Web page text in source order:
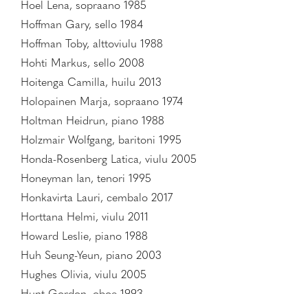
Hoel Lena, sopraano 1985
Hoffman Gary, sello 1984
Hoffman Toby, alttoviulu 1988
Hohti Markus, sello 2008
Hoitenga Camilla, huilu 2013
Holopainen Marja, sopraano 1974
Holtman Heidrun, piano 1988
Holzmair Wolfgang, baritoni 1995
Honda-Rosenberg Latica, viulu 2005
Honeyman Ian, tenori 1995
Honkavirta Lauri, cembalo 2017
Horttana Helmi, viulu 2011
Howard Leslie, piano 1988
Huh Seung-Yeun, piano 2003
Hughes Olivia, viulu 2005